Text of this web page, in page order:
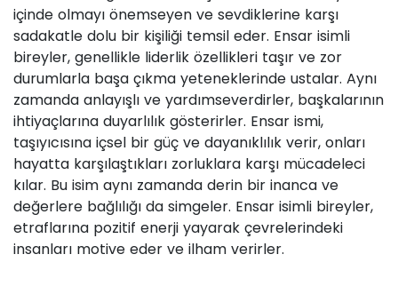
içinde olmayı önemseyen ve sevdiklerine karşı
sadakatle dolu bir kişiliği temsil eder. Ensar isimli
bireyler, genellikle liderlik özellikleri taşır ve zor
durumlarla başa çıkma yeteneklerinde ustalar. Aynı
zamanda anlayışlı ve yardımseverdirler, başkalarının
ihtiyaçlarına duyarlılık gösterirler. Ensar ismi,
taşıyıcısına içsel bir güç ve dayanıklılık verir, onları
hayatta karşılaştıkları zorluklara karşı mücadeleci
kılar. Bu isim aynı zamanda derin bir inanca ve
değerlere bağlılığı da simgeler. Ensar isimli bireyler,
etraflarına pozitif enerji yayarak çevrelerindeki
insanları motive eder ve ilham verirler.